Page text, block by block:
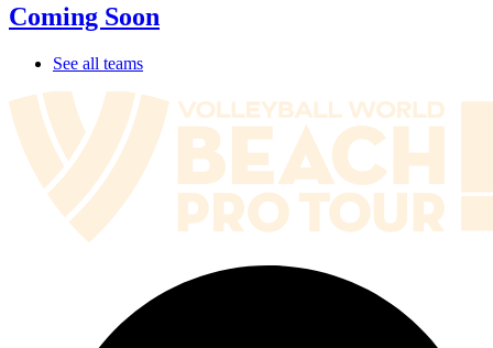
Coming Soon
See all teams